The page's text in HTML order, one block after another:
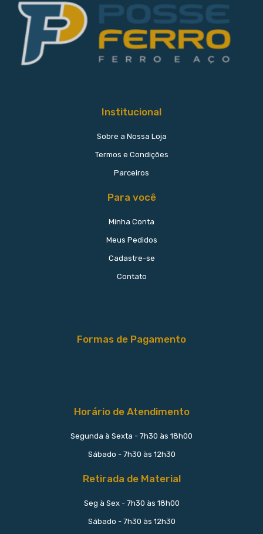
Institucional
Sobre a Nossa Loja
Termos e Condições
Parceiros
Para você
Minha Conta
Meus Pedidos
Cadastre-se
Contato
Formas de Pagamento
Horário de Atendimento
Segunda à Sexta - 7h30 às 18h00
Sábado - 7h30 às 12h30
Retirada de Material
Seg à Sex - 7h30 às 18h00
Sábado - 7h30 às 12h30